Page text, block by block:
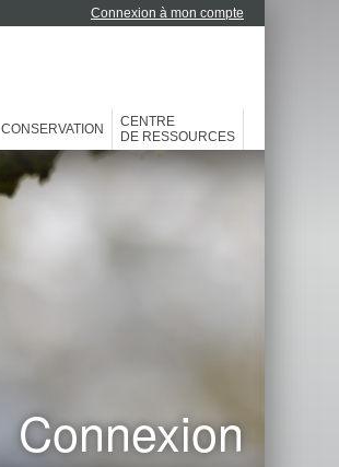
Connexion à mon compte
CONSERVATION
CENTRE
DE RESSOURCES
Connexion